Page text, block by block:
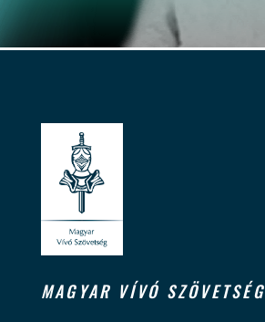
MAGYAR VÍVÓ SZÖVETSÉG